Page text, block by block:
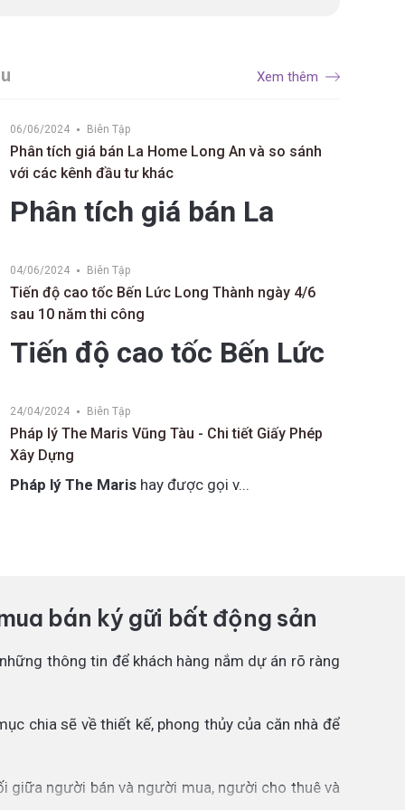
06/06/2024 Biên Tập
Phân tích giá bán La Home Long An và so sánh
với các kênh đầu tư khác
Phân tích giá bán La
sánh với các kênh đầu tư
khác
04/06/2024 Biên Tập
Tiến độ cao tốc Bến Lức Long Thành ngày 4/6
sau 10 năm thi công
Tiến độ cao tốc Bến Lức
thập kỷ thi công
24/04/2024 Biên Tập
Pháp lý The Maris Vũng Tàu - Chi tiết Giấy Phép
Xây Dựng
Pháp lý The Marishay được gọi v...
Xem thêm
bán ký gữi bất động sản
thông tin để khách hàng nắm dự án rõ ràng
chia sẽ về thiết kế, phong thủy của căn nhà để
giữa người bán và người mua, người cho thuê và